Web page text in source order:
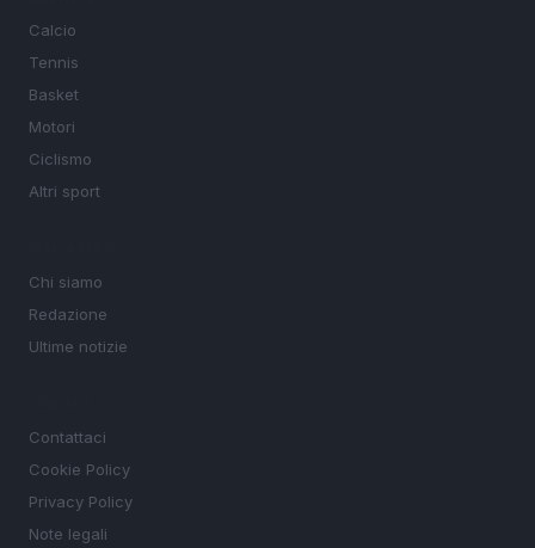
Calcio
Tennis
Basket
Motori
Ciclismo
Altri sport
Chi siamo
Redazione
Ultime notizie
Contattaci
Cookie Policy
Privacy Policy
Note legali